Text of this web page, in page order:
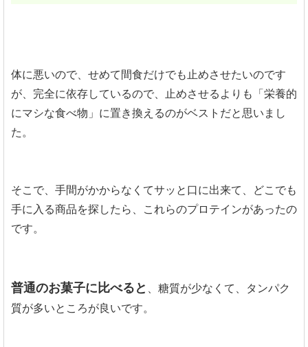
体に悪いので、せめて間食だけでも止めさせたいのです
が、完全に依存しているので、止めさせるよりも「栄養的
にマシな食べ物」に置き換えるのがベストだと思いまし
た。
そこで、手間がかからなくてサッと口に出来て、どこでも
手に入る商品を探したら、これらのプロテインがあったの
です。
普通のお菓子に比べると 、糖質が少なくて、タンパク
質が多いところが良いです。